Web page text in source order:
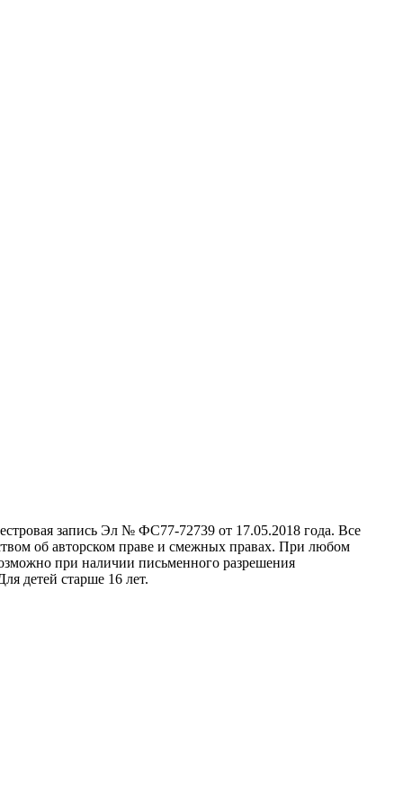
запись Эл № ФС77-72739 от 17.05.2018 года. Все
об авторском праве и смежных правах. При любом
при наличии письменного разрешения
детей старше 16 лет.